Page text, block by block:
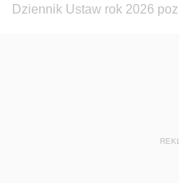
Dziennik Ustaw rok 2026